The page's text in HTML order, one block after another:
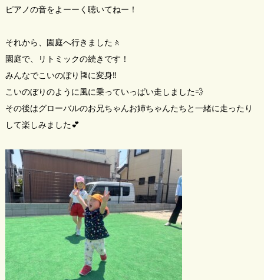
ピアノの音をよーーく聴いてねー！
それから、園庭へ行きました🚶
園庭で、リトミックの続きです！
みんなでこいのぼり🎏に変身‼️
こいのぼりのように風に乗っていっぱい走しました💨
その後はグローバルのお兄ちゃんお姉ちゃんたちと一緒に走ったり
して楽しみました💕